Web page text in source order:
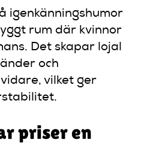
igenkänningshumor
rum där kvinnor
Det skapar lojal
och
vilket ger
priser en